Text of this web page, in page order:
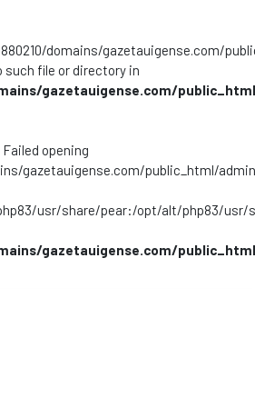
domains/gazetauigense.com/
such file or directory in
gazetauigense.com/
opening
gazetauigense.com/public_html/
usr/share/pear:/opt/alt/php83/
gazetauigense.com/